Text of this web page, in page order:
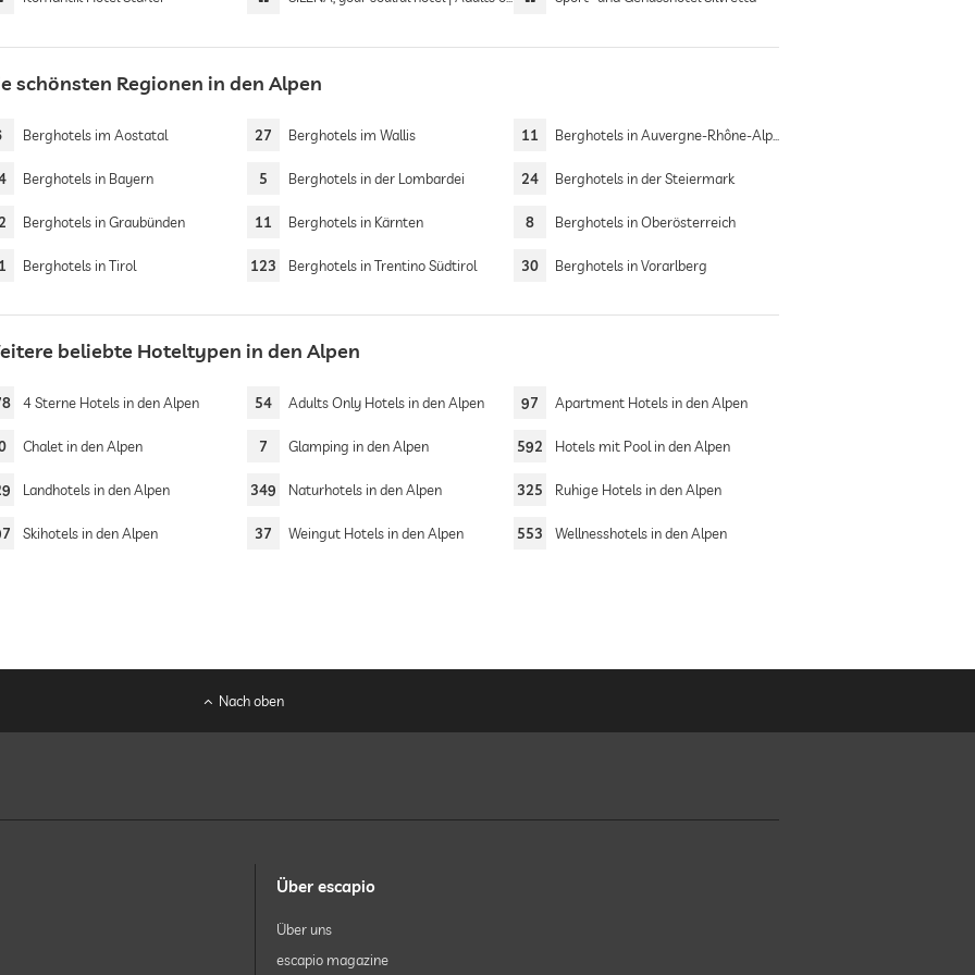
schönsten Regionen in den Alpen
Berghotels im Aostatal 27 Berghotels im Wallis 11 Berghotels in Auvergne-Rhône-Alpes
Berghotels in Bayern 5 Berghotels in der Lombardei 24 Berghotels in der Steiermark
Berghotels in Graubünden 11 Berghotels in Kärnten 8 Berghotels in Oberösterreich
Berghotels in Tirol 123 Berghotels in Trentino Südtirol 30 Berghotels in Vorarlberg
beliebte Hoteltypen in den Alpen
4 Sterne Hotels in den Alpen 54 Adults Only Hotels in den Alpen 97 Apartment Hotels in den Alpen
Chalet in den Alpen 7 Glamping in den Alpen 592 Hotels mit Pool in den Alpen
Landhotels in den Alpen 349 Naturhotels in den Alpen 325 Ruhige Hotels in den Alpen
Skihotels in den Alpen 37 Weingut Hotels in den Alpen 553 Wellnesshotels in den Alpen
Nach oben
Über escapio
Über uns
escapio magazine